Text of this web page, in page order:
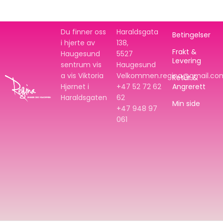
Du finner oss
i hjerte av
Haugesund
sentrum vis
a vis Viktoria
Hjørnet i
Haraldsgaten
Haraldsgata
138,
5527
Haugesund
+47 52 72 62
62
+47 948 97
061
Betingelser
Frakt &
Levering
Retur &
Angrerett
Min side